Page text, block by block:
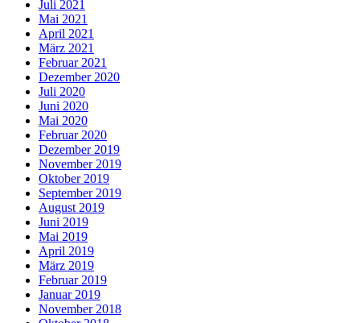
Juli 2021
Mai 2021
April 2021
März 2021
Februar 2021
Dezember 2020
Juli 2020
Juni 2020
Mai 2020
Februar 2020
Dezember 2019
November 2019
Oktober 2019
September 2019
August 2019
Juni 2019
Mai 2019
April 2019
März 2019
Februar 2019
Januar 2019
November 2018